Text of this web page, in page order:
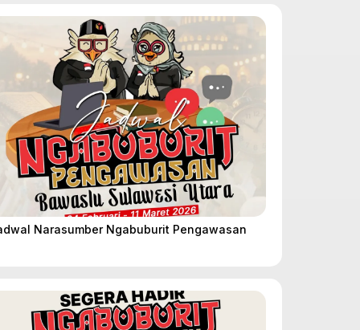
Narasumber Ngabuburit Pengawasan